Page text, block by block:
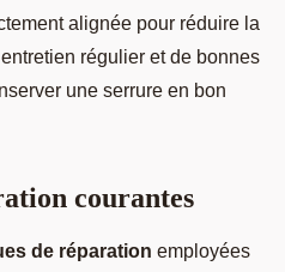
alignée pour réduire la
régulier et de bonnes
une serrure en bon
courantes
de réparation employées